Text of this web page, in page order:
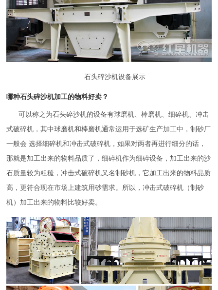
石头碎沙机设备展示
哪种石头碎沙机加工的物料好卖？
可以称之为石头碎沙机的设备有球磨机、棒磨机、细碎机、冲击
式破碎机，其中球磨机和棒磨机通常运用于选矿生产加工中，制砂厂
一般会 选择细碎机和冲击式破碎机，如果对两者再进行细分的话，
那就是加工出来的物料品质了，细碎机作为细碎设备，加工出来的沙
石质量较为粗糙，冲击式破碎机又名制砂机，它加工出来的物料品质
高，更符合现在市场上建筑用砂需求。所以，冲击式破碎机（制砂
机）加工出来的物料比较好卖。